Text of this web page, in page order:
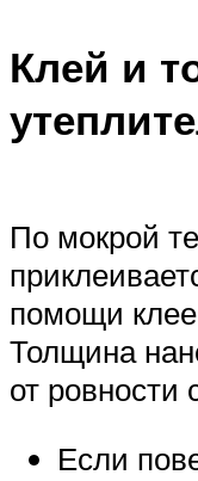
Клей и
По мокрой
помощи
Толщина
от ровности
Если